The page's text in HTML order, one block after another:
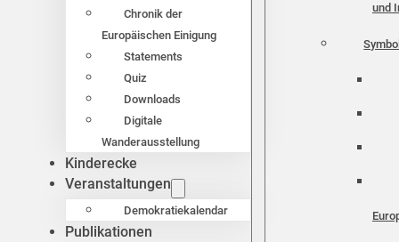
Chronik der
Europäischen Einigung
Statements
Quiz
Downloads
Digitale
Wanderausstellung
Kinderecke
Veranstaltungen
Demokratiekalendar
Publikationen
und